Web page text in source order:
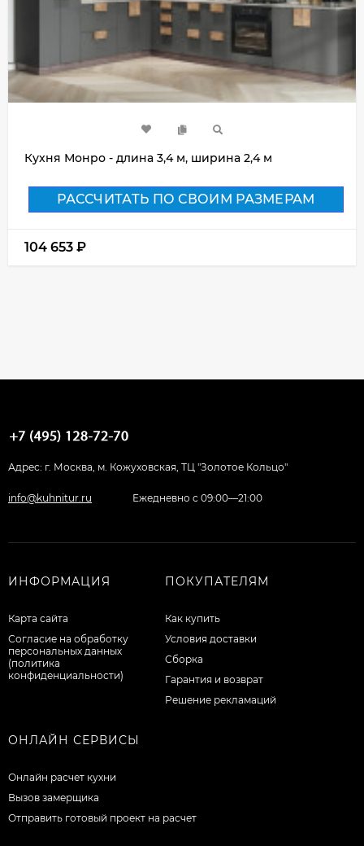
Кухня Монро - длина 3,4 м, ширина 2,4 м
РАССЧИТАТЬ ПО СВОИМ РАЗМЕРАМ
104 653 ₽
Адрес: г. Москва, м. Кожуховская, ТЦ "Золотое Кольцо"
info@kuhnitur.ru Ежедневно с 09:00—21:00
ИНФОРМАЦИЯ
Карта сайта
Согласие на обработку
персональных данных
(политика
конфиденциальности)
ПОКУПАТЕЛЯМ
Как купить
Условия доставки
Сборка
Гарантия и возврат
Решение рекламаций
ОНЛАЙН СЕРВИСЫ
Онлайн расчет кухни
Вызов замерщика
Отправить готовый проект на расчет